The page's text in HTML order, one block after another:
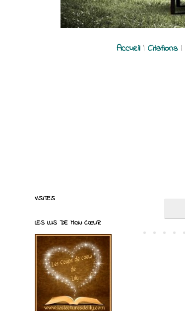
Accueil| Citations|
VISITES
LES LUS DE MON CŒUR